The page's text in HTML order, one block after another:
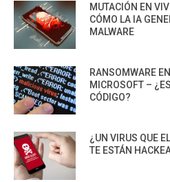
MUTACIÓN EN
CÓMO LA IA
MALWARE
RANSOMWARE
MICROSOFT –
CÓDIGO?
¿UN VIRUS QUE
TE ESTÁN